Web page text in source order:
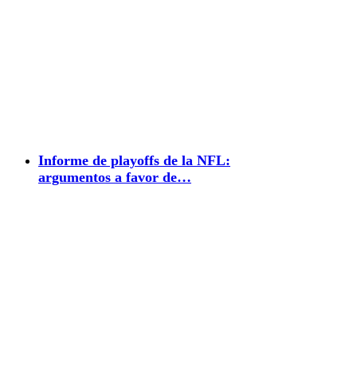
Informe de playoffs de la NFL:
argumentos a favor de…